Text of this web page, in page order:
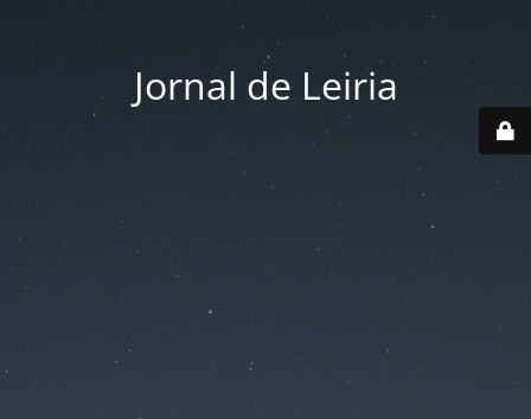
Jornal de Leiria